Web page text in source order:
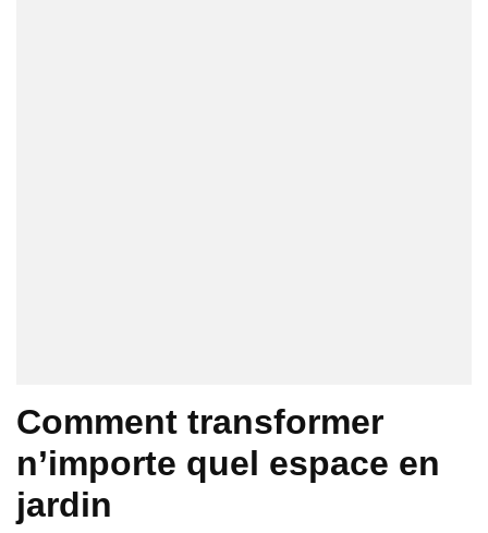
Comment transformer
n’importe quel espace en
jardin